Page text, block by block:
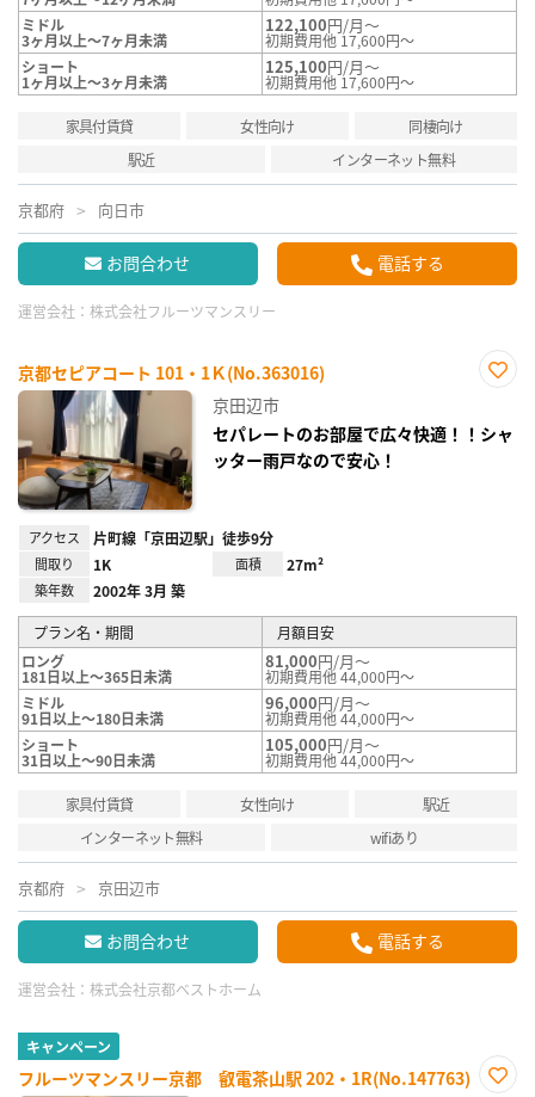
ミドル
3ヶ月以上～7ヶ月未満
122,100円/月～
初期費用他 17,600円～
ショート
1ヶ月以上～3ヶ月未満
125,100円/月～
初期費用他 17,600円～
家具付賃貸 女性向け
同棲向け
駅近
インターネット無料
京都府 向日市
お問合わせ 電話する
運営会社： 株式会社フルーツマンスリー
京都セピアコート 101・1Ｋ(No.363016)
り登
録
京田辺市
セパレートのお部屋で広々快適！！シャ
ッター雨戸なので安心！
アクセス 片町線「京田辺駅」徒歩9分
間取り 1K 面積 27m²
築年数 2002年 3月 築
プラン名・期間
月額目安
ロング
181日以上～365日未満
81,000円/月～
初期費用他 44,000円～
ミドル
91日以上～180日未満
96,000円/月～
初期費用他 44,000円～
ショート
31日以上～90日未満
105,000円/月～
初期費用他 44,000円～
家具付賃貸 女性向け
駅近
インターネット無料
wifiあり
京都府 京田辺市
お問合わせ 電話する
運営会社： 株式会社京都ベストホーム
キャンペーン
フルーツマンスリー京都 叡電茶山駅 202・1R(No.147763)